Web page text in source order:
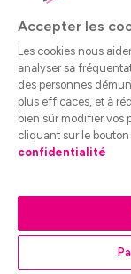
Accepter les
Les cookies nous
analyser sa
des personnes
plus efficaces, et à
bien sûr modifier vos
cliquant sur le bouton
confidentialité